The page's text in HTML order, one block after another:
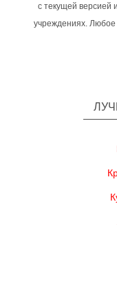
с текущей версией
учреждениях. Любое